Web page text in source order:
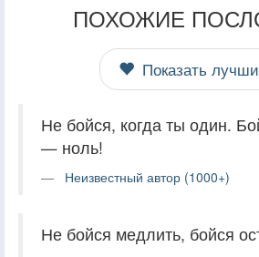
ПОХОЖИЕ
Показать
Не бойся, когда ты один.
— ноль!
Неизвестный автор (1000+)
Не бойся медлить, бойся